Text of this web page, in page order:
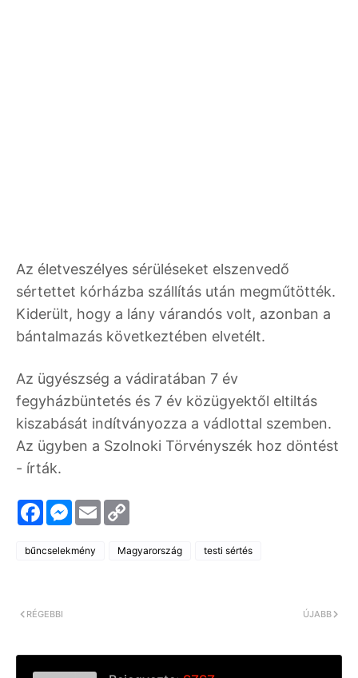
Az életveszélyes sérüléseket elszenvedő
sértettet kórházba szállítás után megműtötték.
Kiderült, hogy a lány várandós volt, azonban a
bántalmazás következtében elvetélt.
Az ügyészség a vádiratában 7 év
fegyházbüntetés és 7 év közügyektől eltiltás
kiszabását indítványozza a vádlottal szemben.
Az ügyben a Szolnoki Törvényszék hoz döntést
- írták.
F
a
c
b
M
e
s
e
E
m
a
L
bűncselekmény Magyarország testi sértés
ÚJABB
RÉGEBBI